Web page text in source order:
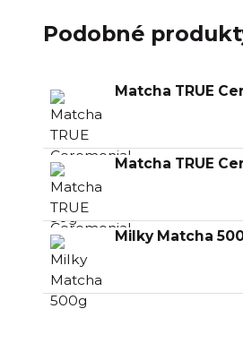
Podobné
Matcha TRUE
Matcha TRUE
Milky Matcha